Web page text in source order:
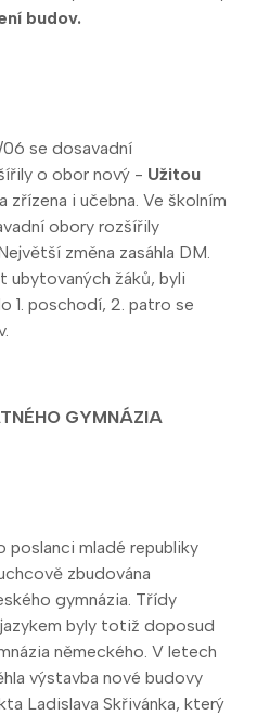
budov.
se dosavadní
o obor nový - Užitou
zřízena i učebna. Ve školním
obory rozšířily
změna zasáhla DM.
ubytovaných žáků, byli
1. poschodí, 2. patro se
GYMNÁZIA
poslanci mladé republiky
zbudována
gymnázia. Třídy
byly totiž doposud
německého. V letech
výstavba nové budovy
Ladislava Skřivánka, který